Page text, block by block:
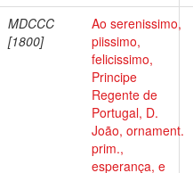
MDCCC
[1800]
Ao serenissimo,
piissimo,
felicissimo,
Principe
Regente de
Portugal, D.
João, ornament.
prim.,
esperança, e